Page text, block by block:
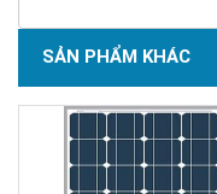
SẢN PHẨM KHÁC